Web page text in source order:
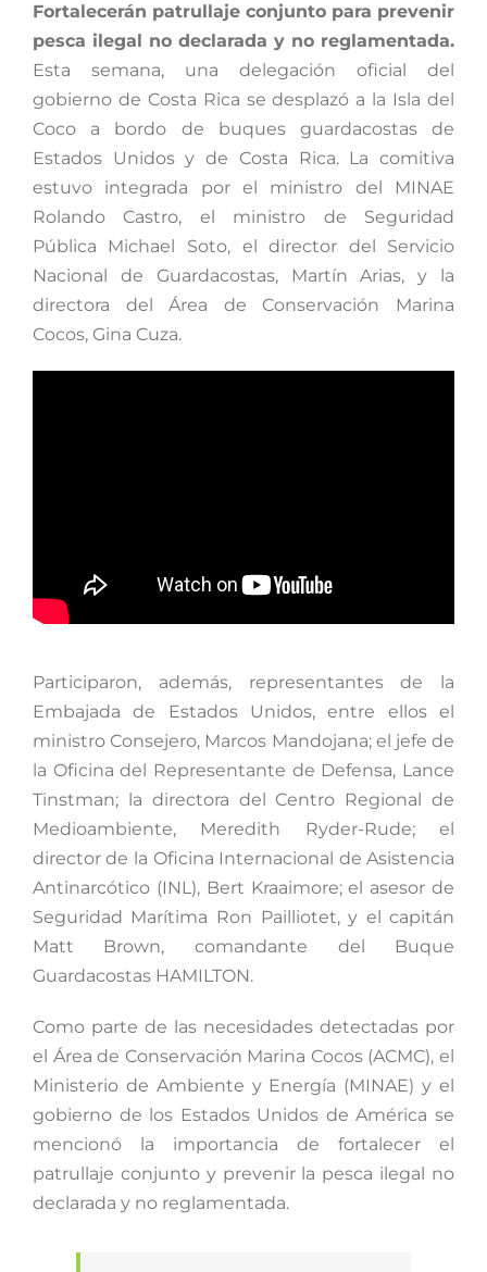
Fortalecerán patrullaje conjunto para prevenir
pesca ilegal no declarada y no reglamentada.
Esta semana, una delegación oficial del
gobierno de Costa Rica se desplazó a la Isla del
Coco a bordo de buques guardacostas de
Estados Unidos y de Costa Rica. La comitiva
estuvo integrada por el ministro del MINAE
Rolando Castro, el ministro de Seguridad
Pública Michael Soto, el director del Servicio
Nacional de Guardacostas, Martín Arias, y la
directora del Área de Conservación Marina
Cocos, Gina Cuza.
Participaron, además, representantes de la
Embajada de Estados Unidos, entre ellos el
ministro Consejero, Marcos Mandojana; el jefe de
la Oficina del Representante de Defensa, Lance
Tinstman; la directora del Centro Regional de
Medioambiente, Meredith Ryder-Rude; el
director de la Oficina Internacional de Asistencia
Antinarcótico (INL), Bert Kraaimore; el asesor de
Seguridad Marítima Ron Pailliotet, y el capitán
Matt Brown, comandante del Buque
Guardacostas HAMILTON.
Como parte de las necesidades detectadas por
el Área de Conservación Marina Cocos (ACMC), el
Ministerio de Ambiente y Energía (MINAE) y el
gobierno de los Estados Unidos de América se
mencionó la importancia de fortalecer el
patrullaje conjunto y prevenir la pesca ilegal no
declarada y no reglamentada.